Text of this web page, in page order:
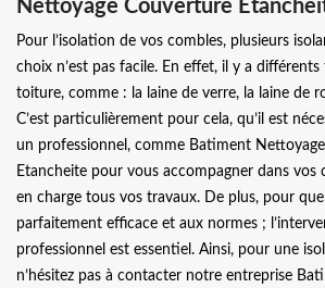
Nettoyage Couverture
Pour l’isolation de vos combles, plusieurs
choix n’est pas facile. En effet, il y a différents
toiture, comme : la laine de verre, la laine de
C’est particulièrement pour cela, qu’il est
un professionnel, comme Batiment
Etancheite pour vous accompagner dans
en charge tous vos travaux. De plus, pour
parfaitement efficace et aux normes ;
professionnel est essentiel. Ainsi, pour une
n’hésitez pas à contacter notre entreprise